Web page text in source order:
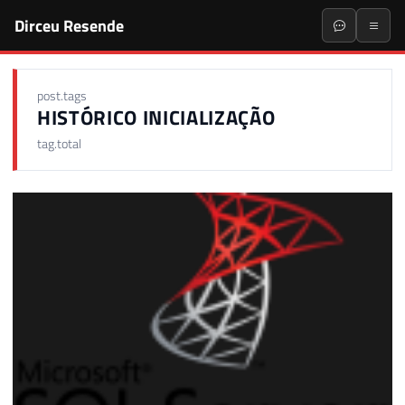
Dirceu Resende
post.tags
HISTÓRICO INICIALIZAÇÃO
tag.total